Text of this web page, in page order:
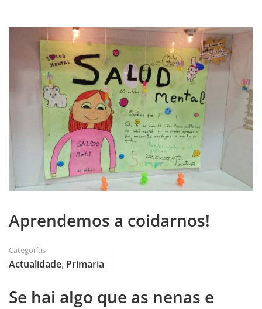
Aprendemos a coidarnos!
Categorías
Actualidade, Primaria
Se hai algo que as nenas e